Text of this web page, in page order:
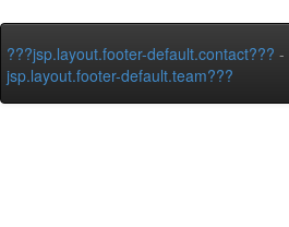
???jsp.layout.footer-default.contact??? -
jsp.layout.footer-default.team???